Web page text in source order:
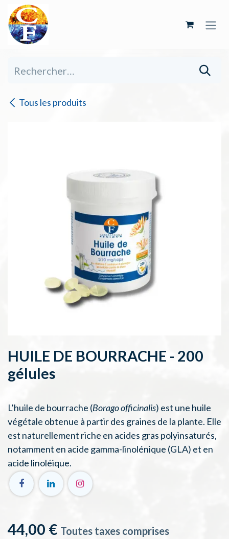
Se rendre au contenu
Tous les produits
HUILE DE BOURRACHE - 200
gélules
L’huile de bourrache (Borago officinalis) est une huile
végétale obtenue à partir des graines de la plante. Elle
est naturellement riche en acides gras polyinsaturés,
notamment en acide gamma-linolénique (GLA) et en
acide linoléique.
44,00 € Toutes taxes comprises